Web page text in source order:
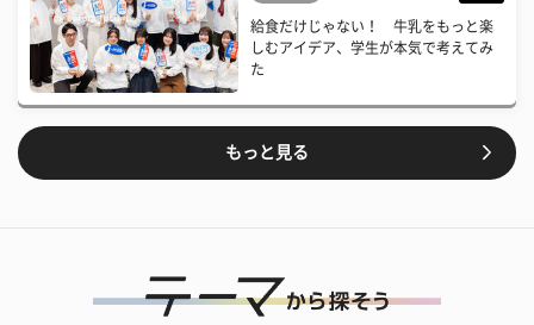
給食だけじゃない！ 牛乳をもっと楽
しむアイデア、学生が本気で考えてみ
た
もっと見る